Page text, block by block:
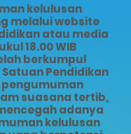
kelulusan
melalui website
atau media
18.00 WIB
berkumpul
Pendidikan
suasana tertib,
adanya
kelulusan